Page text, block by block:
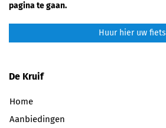
pagina te gaan.
Huur hier uw fiets
De Kruif
Home
Aanbiedingen